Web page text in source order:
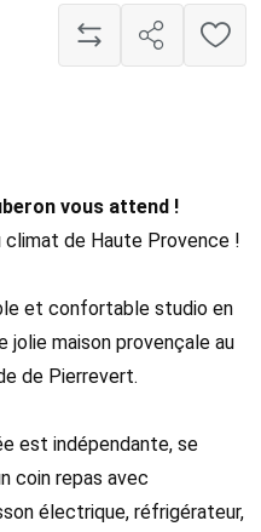
vous attend !
de Haute Provence !
et confortable studio en
jolie maison provençale au
de Pierrevert.
est indépendante, se
coin repas avec
électrique, réfrigérateur,